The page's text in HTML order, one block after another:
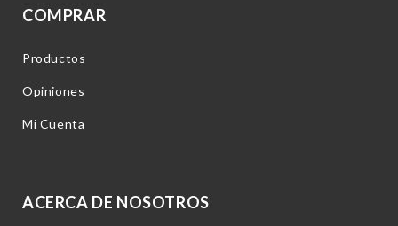
COMPRAR
Productos
Opiniones
Mi Cuenta
ACERCA DE NOSOTROS